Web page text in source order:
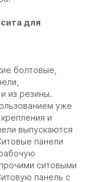
для
болтовые,
из резины.
уже
и
выпускаются
панели
ситовыми
панель с